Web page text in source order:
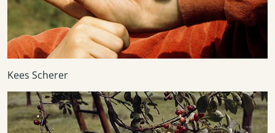
Kees Scherer